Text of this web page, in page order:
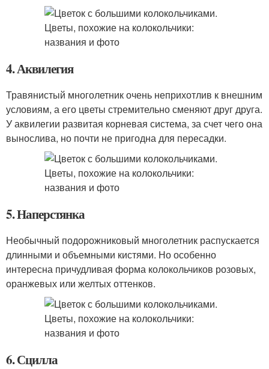
4. Аквилегия
Травянистый многолетник очень неприхотлив к внешним
условиям, а его цветы стремительно сменяют друг друга.
У аквилегии развитая корневая система, за счет чего она
вынослива, но почти не пригодна для пересадки.
5. Наперстянка
Необычный подорожниковый многолетник распускается
длинными и объемными кистями. Но особенно
интересна причудливая форма колокольчиков розовых,
оранжевых или желтых оттенков.
6. Сцилла